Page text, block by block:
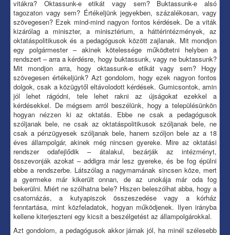
vitákra? Oktassunk-e etikát vagy sem? Buktassunk-e alsó
tagozaton vagy sem? Értékeljünk jegyekben, százalékosan, vagy
szövegesen? Ezek mind-mind nagyon fontos kérdések. De a viták
kizárólag a miniszter, a minisztérium, a háttérintézmények, az
oktatáspolitikusok és a pedagógusok között zajlanak. Mit mondjon
egy polgármester – akinek kötelessége működtetni helyben a
rendszert – arra a kérdésre, hogy buktassunk, vagy ne buktassunk?
Mit mondjon arra, hogy oktassunk-e etikát vagy sem? Hogy
szövegesen értékeljünk? Azt gondolom, hogy ezek nagyon fontos
dolgok, csak a közügytől eltávolodott kérdések. Gumicsontok, amin
jól lehet rágódni, tele lehet rakni az újságokat ezekkel a
kérdésekkel. De mégsem arról beszélünk, hogy a településünkön
hogyan nézzen ki az oktatás. Ebbe ne csak a pedagógusok
szóljanak bele, ne csak az oktatáspolitikusok szóljanak bele, ne
csak a pénzügyesek szóljanak bele, hanem szóljon bele az a 18
éves állampolgár, akinek még nincsen gyereke. Mire az oktatási
rendszer odafejlődik – átalakul, bezárják az intézményt,
összevonják azokat – addigra már lesz gyereke, és be fog épülni
ebbe a rendszerbe. Látszólag a nagymamának sincsen köze, mert
a gyermeke már kikerült onnan, de az unokája már oda fog
bekerülni. Miért ne szólhatna bele? Hiszen beleszólhat abba, hogy a
csatornázás, a kutyapiszok összeszedése vagy a kórház
fenntartása, mint közfeladatok, hogyan működjenek. Ilyen irányba
kellene kiterjeszteni egy kicsit a beszélgetést az állampolgárokkal.
Azt gondolom, a pedagógusok akkor járnak jól, ha minél szélesebb